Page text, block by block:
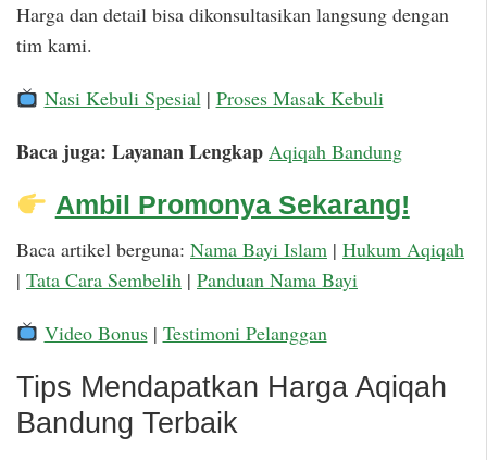
Harga dan detail bisa dikonsultasikan langsung dengan
tim kami.
Nasi Kebuli Spesial| Proses Masak Kebuli
Baca juga: Layanan Lengkap Aqiqah Bandung
Ambil Promonya Sekarang!
Baca artikel berguna: Nama Bayi Islam | Hukum Aqiqah
| Tata Cara Sembelih | Panduan Nama Bayi
Video Bonus| Testimoni Pelanggan
Tips Mendapatkan Harga Aqiqah
Bandung Terbaik